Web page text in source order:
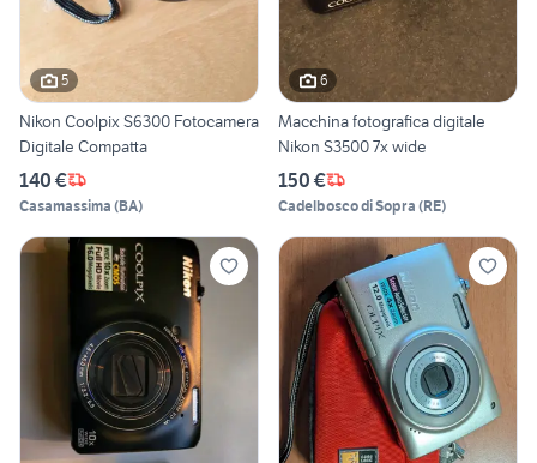
5
Nikon Coolpix S6300 Fotocamera
Digitale Compatta
140 €
Casamassima (BA)
6
Macchina fotografica digitale
Nikon S3500 7x wide
150 €
Cadelbosco di Sopra (RE)